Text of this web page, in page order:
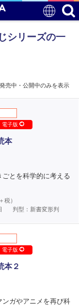
シリーズの一
発売中・公開中のみを表示
電子版
本
とを科学的に考える
税）
判型：新書変形判
電子版
本２
ンガやアニメを再び科